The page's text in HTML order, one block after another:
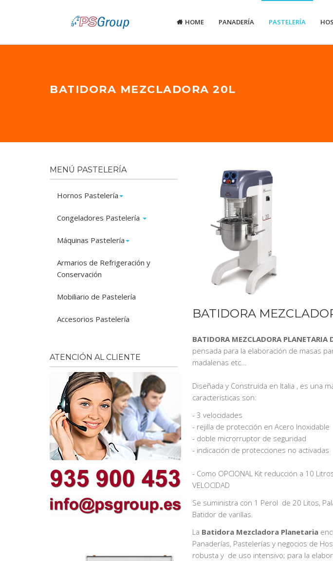
HOME PANADERÍA PASTELERÍA
BATIDORA MEZCLADORA 20L
BATIDORA
BATIDORA MEZCLADORA
pensada para la elaboración de masas
madalenas etc...
Diseñada y Construida en Italia , es una
características son:
- 3 velocidades
- rejilla de protección en Acero Inoxidable
- doble microrruptor de seguridad
- indicación de protecciones no activadas
- Como OPCIONAL Kit reducción a 10
VELOCIDAD
Se suministra con 1 Perol de 20 Litos,
Batidor de varillas.
La Batidora Mezcladora Planetaria
Panaderías, Pastelerías y negocios de
robusta y de uso intensivo; para la
MENÚ PASTELERÍA
Hornos Pastelería
Congeladores Pastelería
Máquinas Pastelería
Armarios de Refrigeración y
Conservación
Mobiliario de Pastelería
Accesorios Pastelería
ATENCIÓN AL CLIENTE